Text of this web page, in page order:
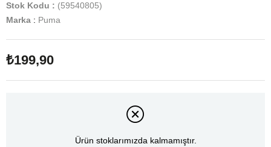
Stok Kodu
(59540805)
Marka : Puma
₺199,90
Ürün stoklarımızda kalmamıştır.